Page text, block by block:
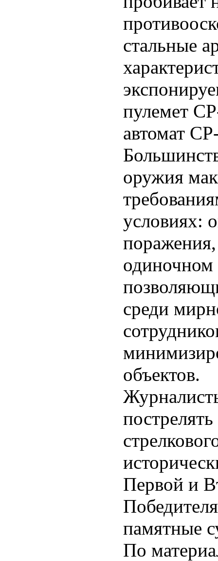
стальные
пулемет
автомат
оружия
условиях:
одиночном
среди
объектов.
Первой и
памятные
По